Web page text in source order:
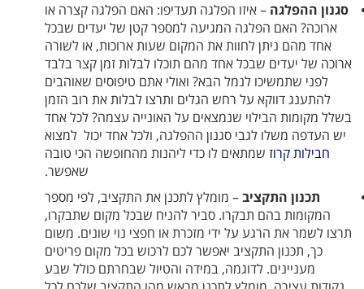
סגנון ההפלגה – איזו הפלגה תעדיפו: האם הפלגה קצרה או
ארוכה? האם הפלגה המגיעה למספר קטן של יעדים שבכל
אחד מהם ניתן לחוות את המקום שעות ארוכות, או לשורה
ארוכה של יעדים שבכל אחד מהם תוכלו לבלות זמן קצר בלבד
לפני שתמשיכו לנמל הבא? ואולי אתם טיפוסים שאוהבים
להתענג דווקא על רחש הגלים ותרצו לבלות את רוב הזמן
בשלל מקומות הבילוי שנמצאים על האונייה עצמה? לכל אחד
יש העדפה משלו לגבי סגנון ההפלגה, ולכל אחד יכול למצוא
חבילות קרוז שמתאים לו כדי ליהנות מהחופשה הכי טובה
שאפשר.
תכנון התקציב– מומלץ לתכנן את התקציב, לפי מספר
המקומות בהם תבקרו. סביר להניח שבכל מקום שתבקרו,
תרצו לשמר את הרגע על ידי מזכרת או חפצי נוי שונים. משום
כך, תכנון התקציב יאפשר לכם לרכוש בכל מקום פריטים
מעניינים. לדוגמה, במידה והטיול שבחרתם כולל שבע